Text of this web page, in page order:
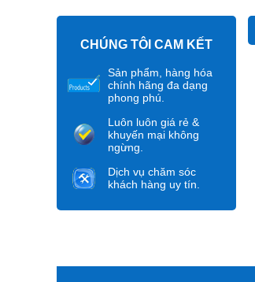
CHÚNG TÔI CAM KẾT
Sản phẩm, hàng hóa
chính hãng đa dạng
phong phú.
Luôn luôn giá rẻ &
khuyến mại không
ngừng.
Dịch vụ chăm sóc
khách hàng uy tín.